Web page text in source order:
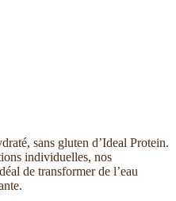
sans gluten d’Ideal Protein.
individuelles, nos
de transformer de l’eau